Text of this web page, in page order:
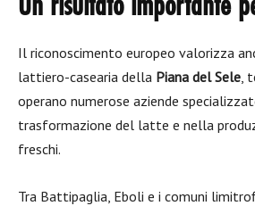
Un risultato importante
Il riconoscimento europeo valorizza
lattiero-casearia della Piana del Sele,
operano numerose aziende
trasformazione del latte e nella
freschi.
Tra Battipaglia, Eboli e i comuni